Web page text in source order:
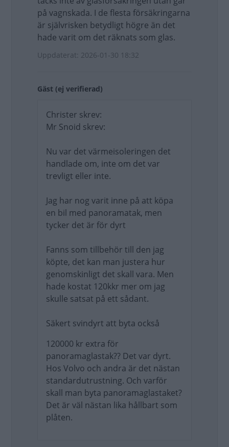
på vagnskada. I de flesta försäkringarna
är självrisken betydligt högre än det
hade varit om det räknats som glas.
Uppdaterat: 2026-01-30 18:32
Gäst (ej verifierad)
Christer skrev:
Mr Snoid skrev:
Nu var det värmeisoleringen det
handlade om, inte om det var
trevligt eller inte.
Jag har nog varit inne på att köpa
en bil med panoramatak, men
tycker det är för dyrt
Fanns som tillbehör till den jag
köpte, det kan man justera hur
genomskinligt det skall vara. Men
hade kostat 120kkr mer om jag
skulle satsat på ett sådant.
Säkert svindyrt att byta också
120000 kr extra för
panoramaglastak?? Det var dyrt.
Hos Volvo och andra är det nästan
standardutrustning. Och varför
skall man byta panoramaglastaket?
Det är väl nästan lika hållbart som
plåten.